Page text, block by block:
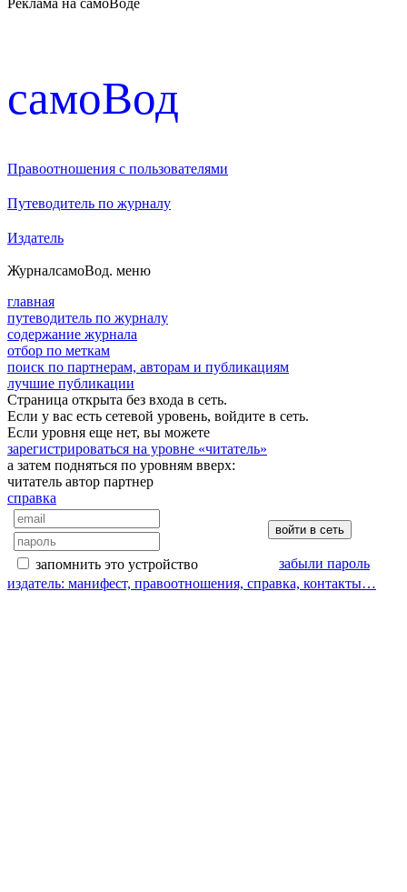
cамоВод
Правоотношения с пользователями
Путеводитель по журналу
Издатель
ЖурналсамоВод. меню
главная
путеводитель по журналу
содержание журнала
отбор по меткам
поиск по партнерам, авторам и публикациям
лучшие публикации
Страница открыта без входа в сеть.
Если у вас есть сетевой уровень, войдите в сеть.
Если уровня еще нет, вы можете
зарегистрироваться на уровне «читатель»
а затем подняться по уровням вверх:
читатель автор партнер
справка
запомнить это устройство
забыли пароль
издатель: манифест, правоотношения, справка, контакты…